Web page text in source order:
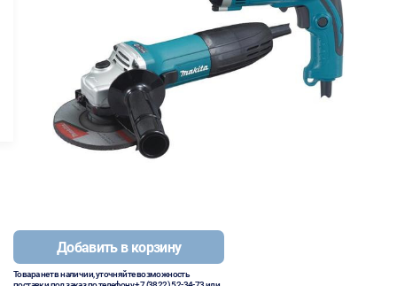
Добавить в корзину
Товара нет в наличии, уточняйте возможность